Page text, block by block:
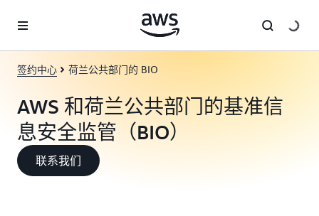
签约中心 荷兰公共部门的 BIO
AWS 和荷兰公共部门的基准信
息安全监管（BIO）
联系我们